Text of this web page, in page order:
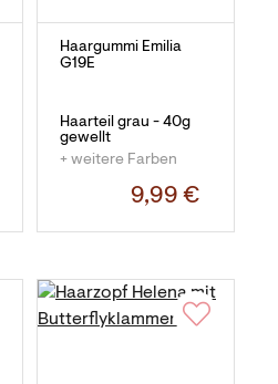
Haargummi Emilia
G19E
Haarteil grau - 40g
gewellt
+ weitere Farben
9,99 €